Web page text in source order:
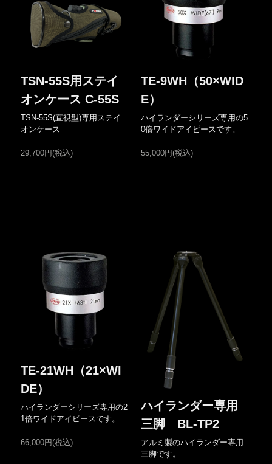
TSN-55S用ステイ
オンケース C-55S
TSN-55S(直視型)専用ステイ
オンケース
29,700円(税込)
TE-9WH（50×WID
E）
ハイランダーシリーズ専用の5
0倍ワイドアイピースです。
55,000円(税込)
TE-21WH（21×WI
DE）
ハイランダーシリーズ専用の2
1倍ワイドアイピースです。
66,000円(税込)
ハイランダー専用
三脚 BL-TP2
アルミ製のハイランダー専用
三脚です。